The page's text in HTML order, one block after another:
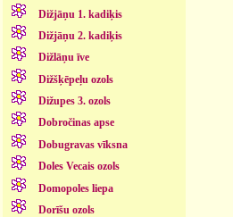
Dižjāņu 1. kadiķis
Dižjāņu 2. kadiķis
Dižlāņu īve
Dižšķēpeļu ozols
Dižupes 3. ozols
Dobročinas apse
Dobugravas vīksna
Doles Vecais ozols
Domopoles liepa
Dorīšu ozols